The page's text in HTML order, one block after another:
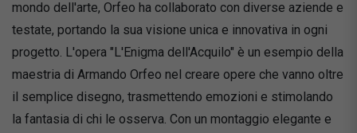
mondo dell'arte, Orfeo ha collaborato con diverse aziende e
testate, portando la sua visione unica e innovativa in ogni
progetto. L'opera "L'Enigma dell'Acquilo" è un esempio della
maestria di Armando Orfeo nel creare opere che vanno oltre
il semplice disegno, trasmettendo emozioni e stimolando
la fantasia di chi le osserva. Con un montaggio elegante e